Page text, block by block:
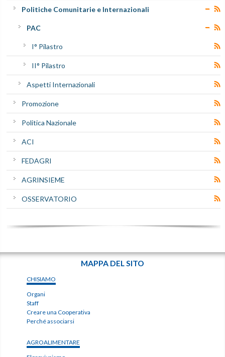
Politiche Comunitarie e Internazionali
PAC
I° Pilastro
II° Pilastro
Aspetti Internazionali
Promozione
Politica Nazionale
ACI
FEDAGRI
AGRINSIEME
OSSERVATORIO
MAPPA DEL SITO
CHISIAMO
Organi
Staff
Creare una Cooperativa
Perché associarsi
AGROALIMENTARE